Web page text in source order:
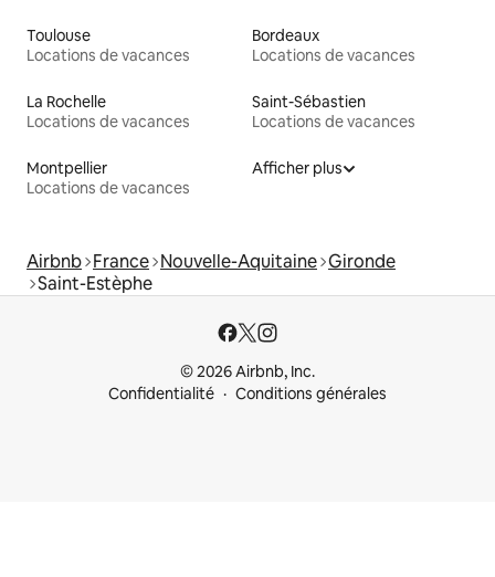
Toulouse
Locations de vacances
Bordeaux
Locations de vacances
La Rochelle
Locations de vacances
Saint-Sébastien
Locations de vacances
Montpellier
Locations de vacances
Afficher plus
Airbnb France Nouvelle-Aquitaine Gironde
Saint-Estèphe
© 2026 Airbnb, Inc.
Confidentialité
Conditions générales